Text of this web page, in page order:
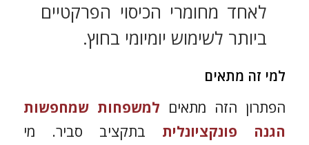
לאחד מחומרי הכיסוי הפרקטיים
ביותר לשימוש יומיומי בחוץ.
למי זה מתאים
הפתרון הזה מתאים למשפחות שמחפשות
הגנה פונקציונלית בתקציב סביר. מי